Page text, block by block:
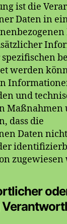
ist die
Daten in
werden
und
Maßnahmen
dass die
Daten
zugewiesen